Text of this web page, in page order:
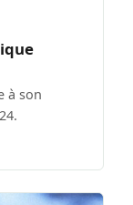
à son